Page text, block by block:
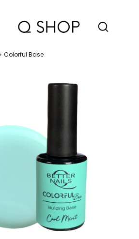
Otwórz
Colorful Base